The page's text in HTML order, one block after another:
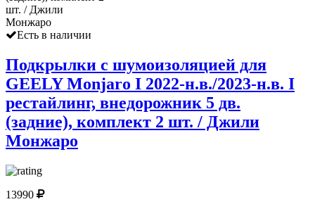
Есть в наличии
Подкрылки с шумоизоляцией для
GEELY Monjaro I 2022-н.в./2023-н.в. I
рестайлинг, внедорожник 5 дв.
(задние), комплект 2 шт. / Джили
Монжаро
13990